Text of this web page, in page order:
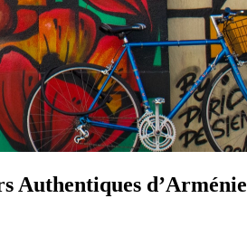
Authentiques d’Arménie